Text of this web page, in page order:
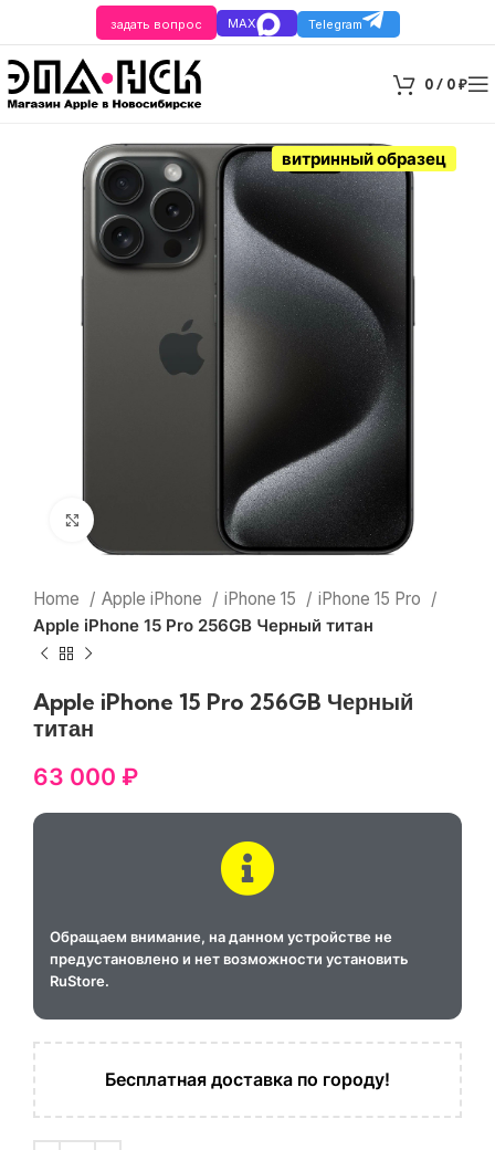
задать вопрос MAX Telegram
0/ 0₽
витринный образец
Нажмите, чтобы увеличить
Home Apple iPhone iPhone 15
iPhone 15 Pro
Apple iPhone 15 Pro 256GB Черный титан
Apple iPhone 15 Pro 256GB Черный
титан
63 000 ₽
Обращаем внимание, на данном устройстве не
предустановлено и нет возможности установить
RuStore.
Бесплатная доставка по городу!